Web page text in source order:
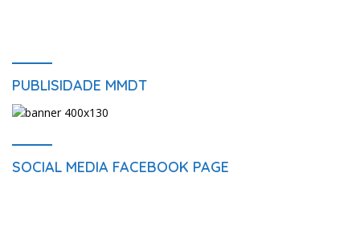
PUBLISIDADE MMDT
SOCIAL MEDIA FACEBOOK PAGE